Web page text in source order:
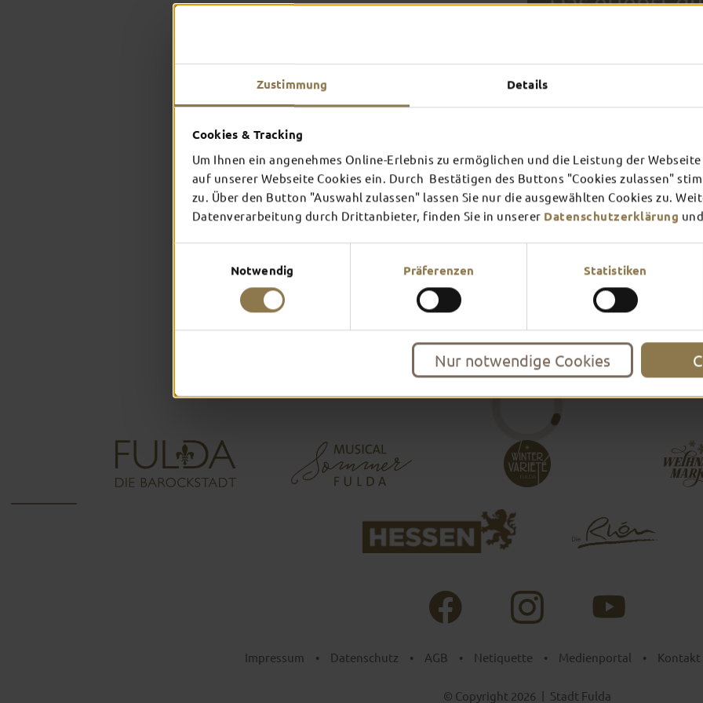
Zustimmung Details
Cookies & Tracking
Um Ihnen ein angenehmes Online-Erlebnis zu ermöglichen und die Leistung der
auf unserer Webseite Cookies ein. Durch Bestätigen des Buttons "Cookies zulassen"
zu. Über den Button "Auswahl zulassen" lassen Sie nur die ausgewählten Cookies zu.
Datenverarbeitung durch Drittanbieter, finden Sie in unserer Datenschutzerklärung
Notwendig Präferenzen Statistiken
Nur notwendige Cookies
THEATER
Mehr erfahren Mehr
FULDA AN
Inspiration ansehen
TOP-
In Fulda ist irgendwo immer
Theater – entdecke hier
Impressum • Datenschutz • AGB • Netiquette • Medienportal • Kontakt
© Copyright 2026 | Stadt Fulda